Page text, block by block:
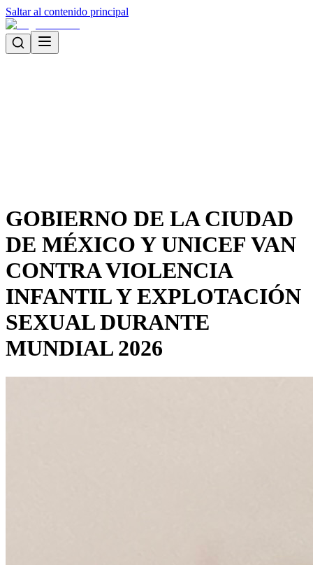
Saltar al contenido principal
GOBIERNO DE LA CIUDAD
DE MÉXICO Y UNICEF VAN
CONTRA VIOLENCIA
INFANTIL Y EXPLOTACIÓN
SEXUAL DURANTE
MUNDIAL 2026